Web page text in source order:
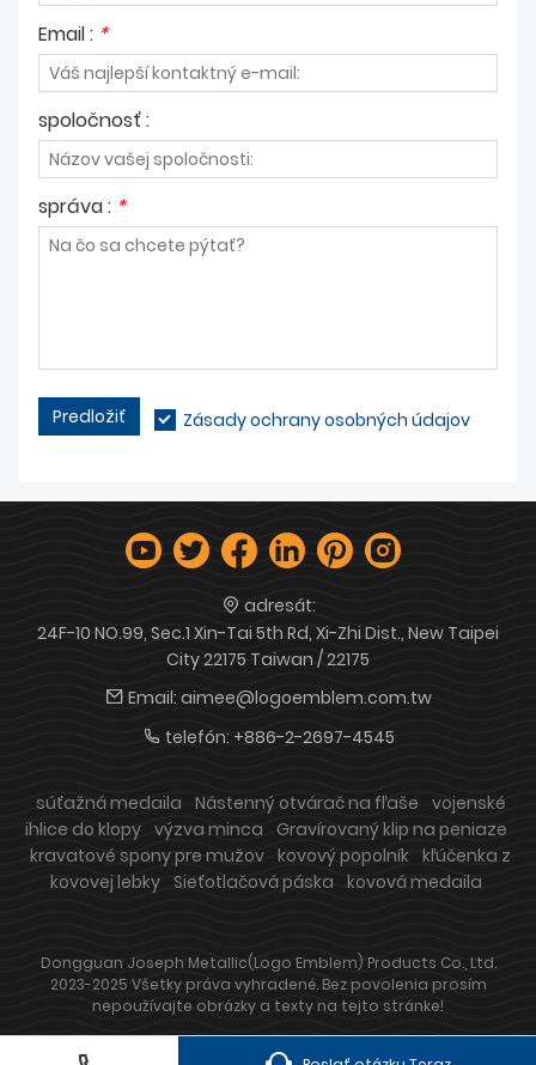
Email : *
spoločnosť :
správa : *
Predložiť Zásady ochrany osobných údajov
adresát:
24F-10 NO.99, Sec.1 Xin-Tai 5th Rd, Xi-Zhi Dist., New Taipei
City 22175 Taiwan / 22175
Email: aimee@logoemblem.com.tw
telefón: +886-2-2697-4545
súťažná medaila Nástenný otvárač na fľaše vojenské
ihlice do klopy výzva minca
Gravírovaný klip na peniaze
kravatové spony pre mužov kovový popolník kľúčenka z
kovovej lebky
Sieťotlačová páska kovová medaila
Dongguan Joseph Metallic(Logo Emblem) Products Co., Ltd.
2023-2025 Všetky práva vyhradené. Bez povolenia prosím
nepoužívajte obrázky a texty na tejto stránke!